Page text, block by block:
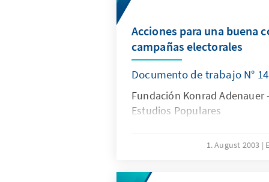
Acciones para una buena
campañas electorales
Documento de trabajo N° 14
Fundación Konrad Adenauer
Estudios Populares
1. August 2003